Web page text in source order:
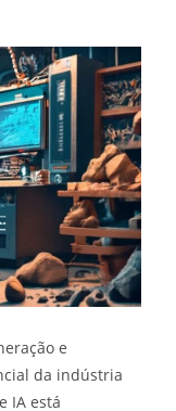
e
da indústria
IA está